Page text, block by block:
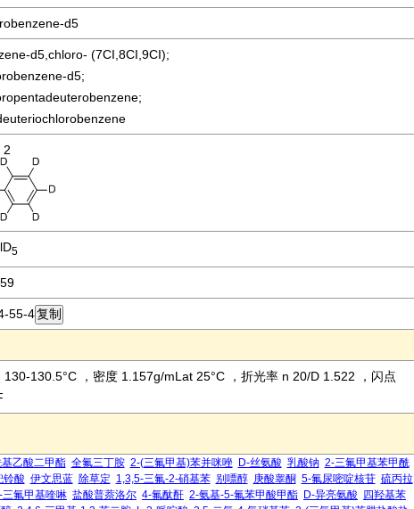
d5
d5,chloro- (7CI,8CI,9CI);
d5;
2
5
55-4
130-130.5°C ，密度 1.157g/mLat 25°C ，折光率 n 20/D 1.522 ，闪点
乙酸二甲酯 全氟三丁胺 2-(三氟甲基)苯并咪唑 D-丝氨酸 乳酸钠 2-三氟甲基苯甲酰
铃酸 伊文思蓝 除草定 1,3,5-三氟-2-硝基苯 别嘌醇 庚酸睾酮 5-氟尿嘧啶核苷 硫丙拉
三氟甲基喹啉 盐酸普萘洛尔 4-氟酞酐 2-氨基-5-氟苯甲酸甲酯 D-异亮氨酸
四羟基苯